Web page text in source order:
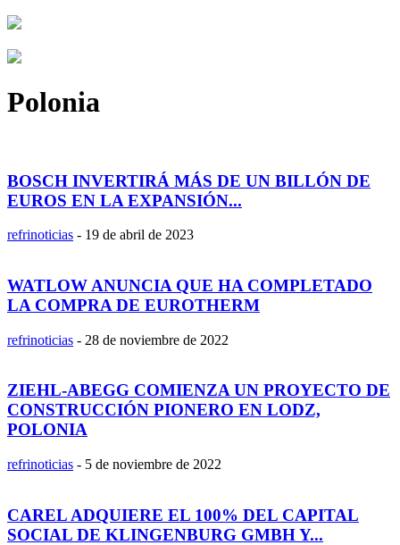
Polonia
BOSCH INVERTIRÁ MÁS DE UN BILLÓN DE
EUROS EN LA EXPANSIÓN...
refrinoticias - 19 de abril de 2023
WATLOW ANUNCIA QUE HA COMPLETADO
LA COMPRA DE EUROTHERM
refrinoticias - 28 de noviembre de 2022
ZIEHL-ABEGG COMIENZA UN PROYECTO DE
CONSTRUCCIÓN PIONERO EN LODZ,
POLONIA
refrinoticias - 5 de noviembre de 2022
CAREL ADQUIERE EL 100% DEL CAPITAL
SOCIAL DE KLINGENBURG GMBH Y...